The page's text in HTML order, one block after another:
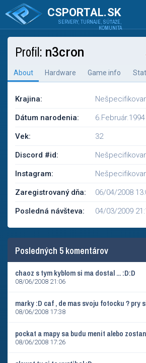
CSPORTAL.SK
SERVERY, TURNAJE, SÚŤAŽE,
KOMUNITA
Profil: n3cron
About Hardware Game info
Krajina:
Dátum narodenia: 6.Február.1994
Vek: 32
Discord #id:
Instagram:
Zaregistrovaný dňa: 06/04/2008
Posledná návšteva: 04/03/2009
Posledných 5 komentárov
chaoz s tym kyblom si ma dostal ... :D:D
08/06/2008 21:06
08/06/2008 17:38
08/06/2008 17:26